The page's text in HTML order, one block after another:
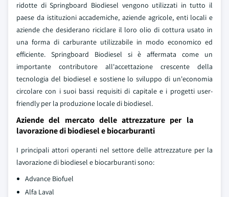
ridotte di Springboard Biodiesel vengono utilizzati in tutto il
paese da istituzioni accademiche, aziende agricole, enti locali e
aziende che desiderano riciclare il loro olio di cottura usato in
una forma di carburante utilizzabile in modo economico ed
efficiente. Springboard Biodiesel si è affermata come un
importante contributore all'accettazione crescente della
tecnologia del biodiesel e sostiene lo sviluppo di un'economia
circolare con i suoi bassi requisiti di capitale e i progetti user-
friendly per la produzione locale di biodiesel.
Aziende del mercato delle attrezzature per la
lavorazione di biodiesel e biocarburanti
I principali attori operanti nel settore delle attrezzature per la
lavorazione di biodiesel e biocarburanti sono:
Advance Biofuel
Alfa Laval